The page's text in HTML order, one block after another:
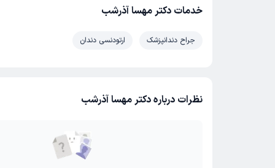
خدمات دکتر مهسا آذرشب
جراح دندانپزشک ارتودنسی دندان
نظرات درباره دکتر مهسا آذرشب